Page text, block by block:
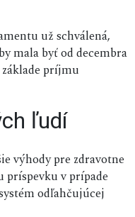
už schválená,
mala byť od decembra
príjmu
ľudí
výhody pre zdravotne
príspevku v prípade
odľahčujúcej